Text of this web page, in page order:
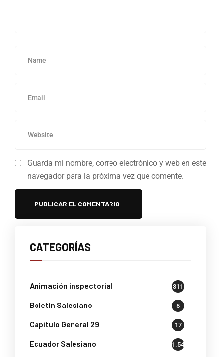
Guarda mi nombre, correo electrónico y web en este
navegador para la próxima vez que comente.
CATEGORÍAS
Animación inspectorial 311
Boletin Salesiano 5
Capítulo General 29 17
Ecuador Salesiano 1.541